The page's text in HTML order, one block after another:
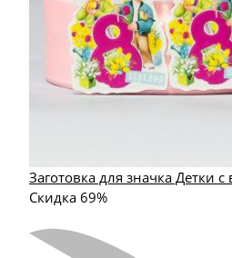
Заготовка для значка Детки
Скидка 69%